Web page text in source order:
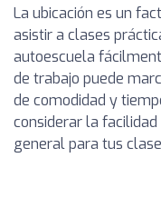
La ubicación es un
asistir a clases
autoescuela
de trabajo puede
de comodidad y
considerar la
general para tus